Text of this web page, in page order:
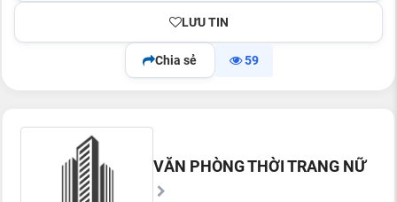
LƯU TIN
Chia sẻ 59
VĂN PHÒNG THỜI TRANG NỮ